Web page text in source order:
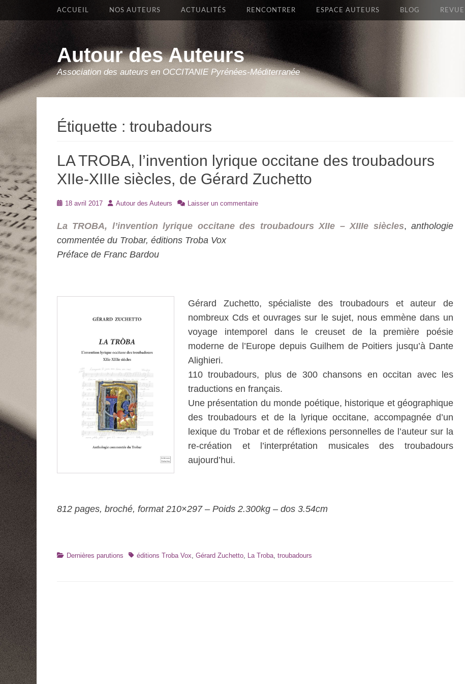
Autour des Auteurs
Association des auteurs en OCCITANIE Pyrénées-Méditerranée
Premier Menu
Aller
ACCUEIL NOS AUTEURS ACTUALITÉS RENCONTRER ESPACE AUTEURS BLOG
Étiquette : troubadours
LA TROBA, l’invention lyrique occitane des troubadours
XIIe-XIIIe siècles, de Gérard Zuchetto
Posté18 avril 2017 Auteur
Autour des Auteurs Laisser un commentaire
La TROBA, l’invention lyrique occitane des troubadours XIIe – XIIIe siècles,anthologie
commentée du Trobar, éditions Troba Vox
Préface de Franc Bardou
Gérard Zuchetto, spécialiste des troubadours et auteur de
nombreux Cds et ouvrages sur le sujet, nous emmène dans un
voyage intemporel dans le creuset de la première poésie
moderne de l’Europe depuis Guilhem de Poitiers jusqu’à Dante
Alighieri.
110 troubadours, plus de 300 chansons en occitan avec les
traductions en français.
Une présentation du monde poétique, historique et géographique
des troubadours et de la lyrique occitane, accompagnée d’un
lexique du Trobar et de réflexions personnelles de l’auteur sur la
re-création et l’interprétation musicales des troubadours
aujourd’hui.
812 pages, broché, format 210×297 – Poids 2.300kg – dos 3.54cm
Catégories
Dernières parutions Tagséditions Troba Vox, Gérard Zuchetto, La Troba, troubadours